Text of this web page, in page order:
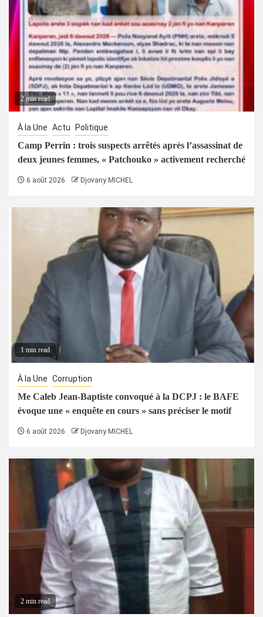
2 min read
À la Une Actu Politique
Camp Perrin : trois suspects arrêtés après l’assassinat de
deux jeunes femmes, « Patchouko » activement recherché
6 août 2026 Djovany MICHEL
1 min read
À la Une Corruption
Me Caleb Jean-Baptiste convoqué à la DCPJ : le BAFE
évoque une « enquête en cours » sans préciser le motif
6 août 2026 Djovany MICHEL
2 min read